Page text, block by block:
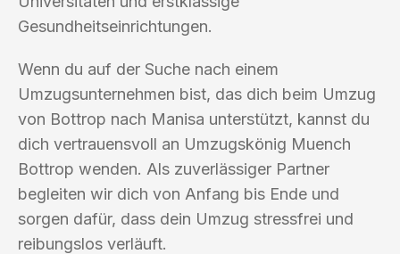
Gesundheitseinrichtungen.
Wenn du auf der Suche nach einem
Umzugsunternehmen bist, das dich beim Umzug
von Bottrop nach Manisa unterstützt, kannst du
dich vertrauensvoll an Umzugskönig Muench
Bottrop wenden. Als zuverlässiger Partner
begleiten wir dich von Anfang bis Ende und
sorgen dafür, dass dein Umzug stressfrei und
reibungslos verläuft.